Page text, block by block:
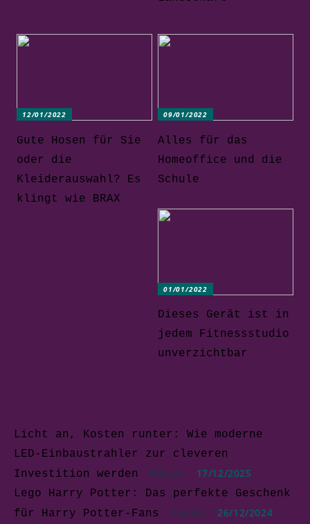
12/01/2022
Gute Hosen für Sie
oder die
Kleiderauswahl? Es
klingt wie BRAX
09/01/2022
Alles für das
Homeoffice und die
Schule
01/01/2022
Dieses Gerät ist in
jedem Fitnessstudio
unverzichtbar
Licht an, Kosten runter: Wie moderne
LED-Einbaustrahler zur cleveren
Investition werden
Wissen 17/12/2025
Lego Harry Potter: Das perfekte Geschenk
für Harry Potter-Fans
Familie 26/12/2024